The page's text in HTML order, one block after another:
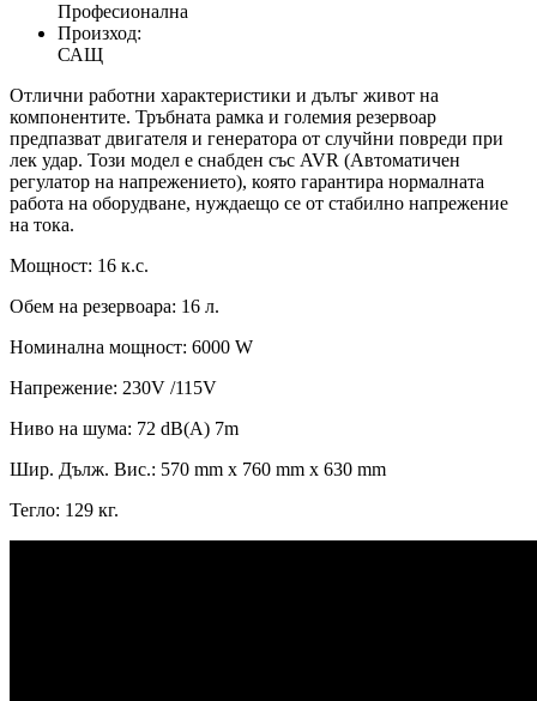
Професионална
Произход:
САЩ
Отлични работни характеристики и дълъг живот на
компонентите. Тръбната рамка и големия резервоар
предпазват двигателя и генератора от случйни повреди при
лек удар. Този модел е снабден със AVR (Автоматичен
регулатор на напрежението), която гарантира нормалната
работа на оборудване, нуждаещо се от стабилно напрежение
на тока.
Мощност: 16 к.с.
Обем на резервоара: 16 л.
Номинална мощност: 6000 W
Напрежение: 230V /115V
Ниво на шума: 72 dB(A) 7m
Шир. Дълж. Вис.: 570 mm x 760 mm x 630 mm
Тегло: 129 кг.